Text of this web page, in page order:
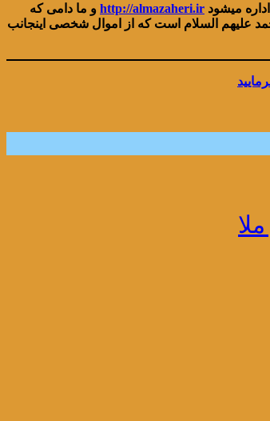
میشود http://almazaheri.ir و ما دامی که
علیهم السلام است که از اموال شخصی اینجانب